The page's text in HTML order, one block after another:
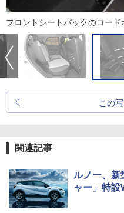
フロントシートバックのコー
この
関連記事
ルノー、新
ャー」特設